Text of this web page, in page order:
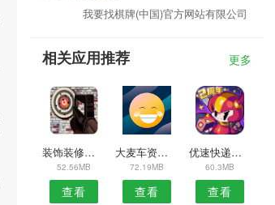
我要找棋牌(中国)官方网站有限公司
相关应用推荐 更多
装饰装修网平台APP
52.56MB
查看
大麦车资源安卓版
72.19MB
查看
优速快递单号查询APP
60.3MB
查看